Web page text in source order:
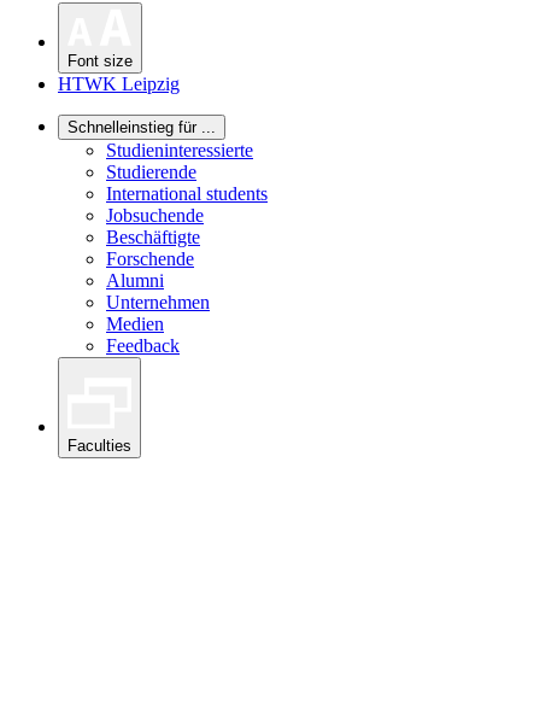
Font size
HTWK Leipzig
Schnelleinstieg für ...
Studieninteressierte
Studierende
International students
Jobsuchende
Beschäftigte
Forschende
Alumni
Unternehmen
Medien
Feedback
Faculties